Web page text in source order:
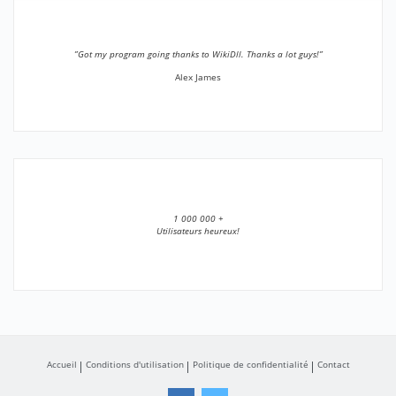
”Got my program going thanks to WikiDll. Thanks a lot guys!”
Alex James
1 000 000 +
Utilisateurs heureux!
Accueil Conditions d'utilisation Politique de confidentialité Contact